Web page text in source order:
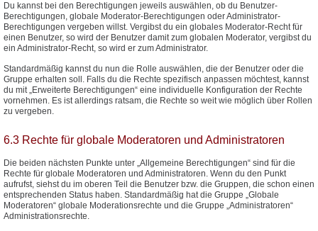
Du kannst bei den Berechtigungen jeweils auswählen, ob du Benutzer-
Berechtigungen, globale Moderator-Berechtigungen oder Administrator-
Berechtigungen vergeben willst. Vergibst du ein globales Moderator-Recht für
einen Benutzer, so wird der Benutzer damit zum globalen Moderator, vergibst du
ein Administrator-Recht, so wird er zum Administrator.
Standardmäßig kannst du nun die Rolle auswählen, die der Benutzer oder die
Gruppe erhalten soll. Falls du die Rechte spezifisch anpassen möchtest, kannst
du mit „Erweiterte Berechtigungen“ eine individuelle Konfiguration der Rechte
vornehmen. Es ist allerdings ratsam, die Rechte so weit wie möglich über Rollen
zu vergeben.
6.3 Rechte für globale Moderatoren und Administratoren
Die beiden nächsten Punkte unter „Allgemeine Berechtigungen“ sind für die
Rechte für globale Moderatoren und Administratoren. Wenn du den Punkt
aufrufst, siehst du im oberen Teil die Benutzer bzw. die Gruppen, die schon einen
entsprechenden Status haben. Standardmäßig hat die Gruppe „Globale
Moderatoren“ globale Moderationsrechte und die Gruppe „Administratoren“
Administrationsrechte.